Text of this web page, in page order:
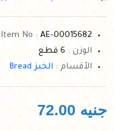
Item No :AE-00015682
الوزن :6 قطع
الأقسام :الخبز Bread
جنيه 72.00